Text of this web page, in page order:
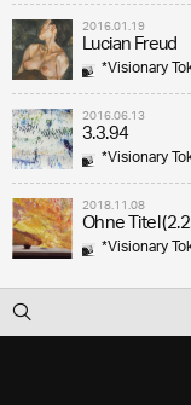
2016.01.19
Lucian Freud
*Visionary
2016.06.13
3.3.94
*Visionary
2018.11.08
Ohne Titel
*Visionary